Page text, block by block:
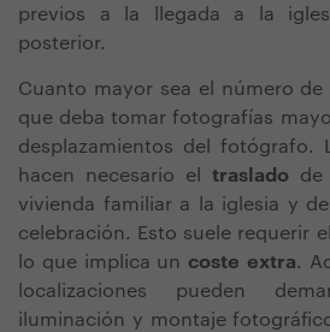
previos a la llegada a la
posterior.
Cuanto mayor sea el número de
que deba tomar fotografías
desplazamientos del fotógrafo.
hacen necesario el traslado de
vivienda familiar a la iglesia y
celebración. Esto suele requerir
lo que implica un coste extra.
localizaciones pueden
iluminación y montaje